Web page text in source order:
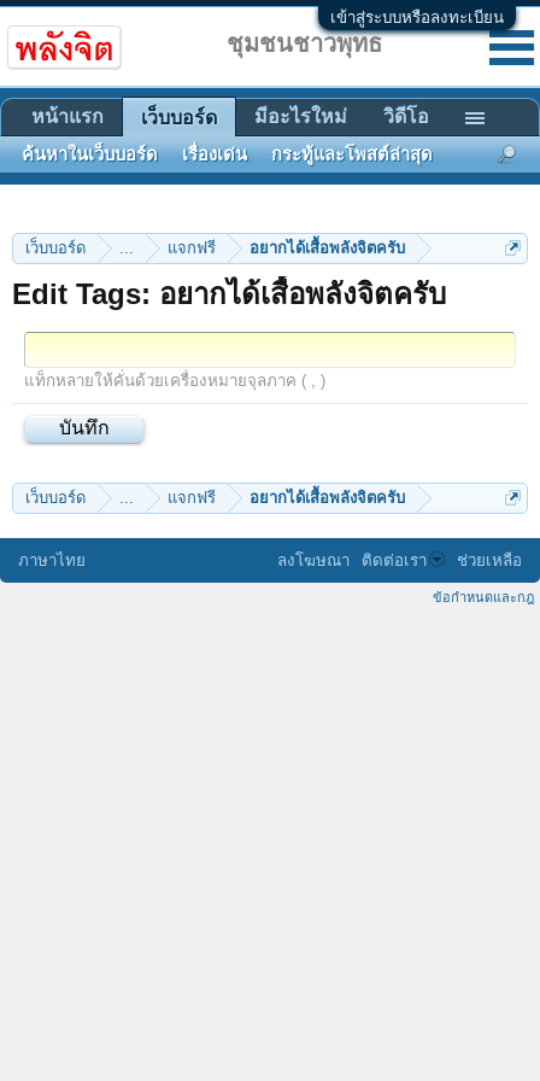
เข้าสู่ระบบหรือลงทะเบียน
เว็บบอร์ด ... แจกฟรี อยากได้เสื้อพลังจิตครับ
Edit Tags: อยากได้เสื้อพลังจิตครับ
แท็กหลายให้คั่นด้วยเครื่องหมายจุลภาค ( , )
เว็บบอร์ด ... แจกฟรี อยากได้เสื้อพลังจิตครับ
ชุมชนชาวพุทธ
หน้าแรก เว็บบอร์ด
ค้นหาในเว็บบอร์ด เรื่องเด่น กระทู้และโพสต์ล่าสุด
มีอะไรใหม่ วิดีโอ
ภาษาไทย ลงโฆษณา ติดต่อเรา ช่วยเหลือ
ข้อกำหนดและกฎ